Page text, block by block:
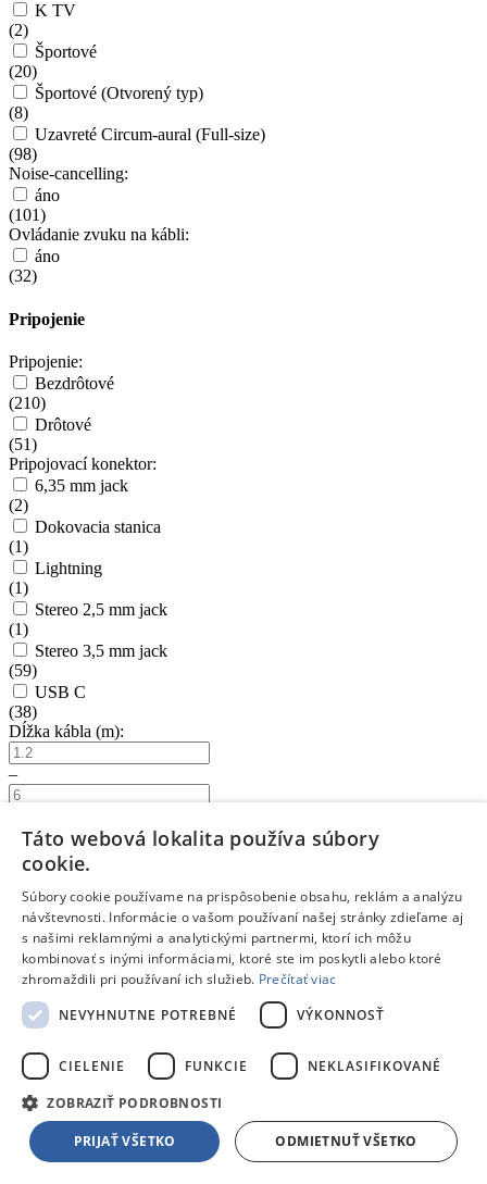
K TV
(2)
Športové
(20)
Športové (Otvorený typ)
(8)
Uzavreté Circum-aural (Full-size)
(98)
Noise-cancelling:
áno
(101)
Ovládanie zvuku na kábli:
áno
(32)
Pripojenie
Pripojenie:
Bezdrôtové
(210)
Drôtové
(51)
Pripojovací konektor:
6,35 mm jack
(2)
Dokovacia stanica
(1)
Lightning
(1)
Stereo 2,5 mm jack
(1)
Stereo 3,5 mm jack
(59)
USB C
(38)
Dĺžka kábla (m):
–
Napájanie
Zobraziť261 produktov Zrušiť výber Zavrieť filter
Parametre filtra:
Odporúčané
Podľa názvu Z-A
Od najlacnejšieho
Od najdrahšieho
209084
Audio slúchadlá
Táto webová lokalita používa súbory
cookie.
Súbory cookie používame na prispôsobenie obsahu, reklám a analýzu
návštevnosti. Informácie o vašom používaní našej stránky zdieľame aj
s našimi reklamnými a analytickými partnermi, ktorí ich môžu
kombinovať s inými informáciami, ktoré ste im poskytli alebo ktoré
zhromaždili pri používaní ich služieb. Prečítať viac
NEVYHNUTNE POTREBNÉ
VÝKONNOSŤ
CIELENIE FUNKCIE NEKLASIFIKOVANÉ
ZOBRAZIŤ PODROBNOSTI
PRIJAŤ VŠETKO ODMIETNUŤ VŠETKO